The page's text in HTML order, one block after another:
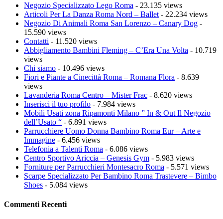
Negozio Specializzato Lego Roma - 23.135 views
Articoli Per La Danza Roma Nord – Ballet - 22.234 views
Negozio Di Animali Roma San Lorenzo – Canary Dog -
15.590 views
Contatti - 11.520 views
Abbigliamento Bambini Fleming – C’Era Una Volta - 10.719
views
Chi siamo - 10.496 views
Fiori e Piante a Cinecittà Roma – Romana Flora - 8.639
views
Lavanderia Roma Centro – Mister Frac - 8.620 views
Inserisci il tuo profilo - 7.984 views
Mobili Usati zona Ripamonti Milano ” In & Out Il Negozio
dell’Usato “ - 6.891 views
Parrucchiere Uomo Donna Bambino Roma Eur – Arte e
Immagine - 6.456 views
Telefonia a Talenti Roma - 6.086 views
Centro Sportivo Ariccia – Genesis Gym - 5.983 views
Forniture per Parrucchieri Montesacro Roma - 5.571 views
Scarpe Specializzato Per Bambino Roma Trastevere – Bimbo
Shoes - 5.084 views
Commenti Recenti